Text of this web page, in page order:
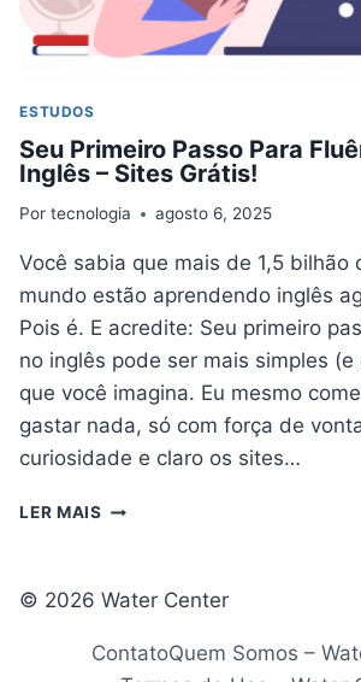
ESTUDOS
Seu Primeiro Passo Para
Inglês – Sites Grátis!
Por tecnologia agosto 6, 2025
Você sabia que mais de 1,5 bilhão
mundo estão aprendendo inglês
Pois é. E acredite: Seu primeiro
no inglês pode ser mais simples
que você imagina. Eu mesmo
gastar nada, só com força de
curiosidade e claro os sites…
LER MAIS SEU
FLUÊNCIA
INGLÊS
© 2026 Water Center
ContatoQuem Somos –